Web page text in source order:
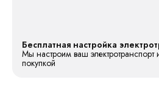
Бесплатная настройка
Мы настроим ваш электротранспорт
покупкой